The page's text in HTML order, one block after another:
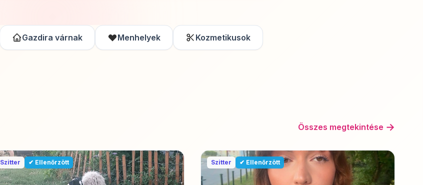
Gazdira várnak Menhelyek Kozmetikusok
Összes megtekintése →
Szitter ✔ Ellenőrzött Szitter ✔ Ellenőrzött